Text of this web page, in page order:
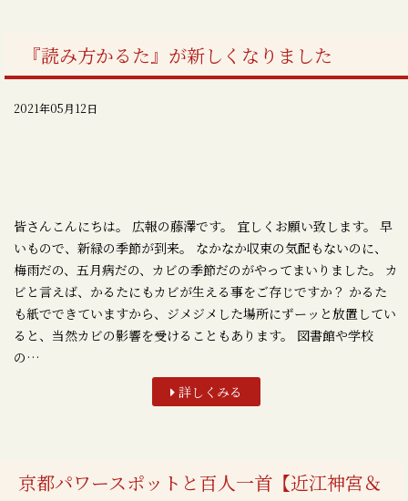
『読み方かるた』が新しくなりました
2021年05月12日
皆さんこんにちは。 広報の藤澤です。 宜しくお願い致します。 早
いもので、新緑の季節が到来。 なかなか収束の気配もないのに、
梅雨だの、五月病だの、カビの季節だのがやってまいりました。 カ
ビと言えば、かるたにもカビが生える事をご存じですか？ かるた
も紙でできていますから、ジメジメした場所にずーッと放置してい
ると、当然カビの影響を受けることもあります。 図書館や学校
の…
詳しくみる
京都パワースポットと百人一首【近江神宮＆